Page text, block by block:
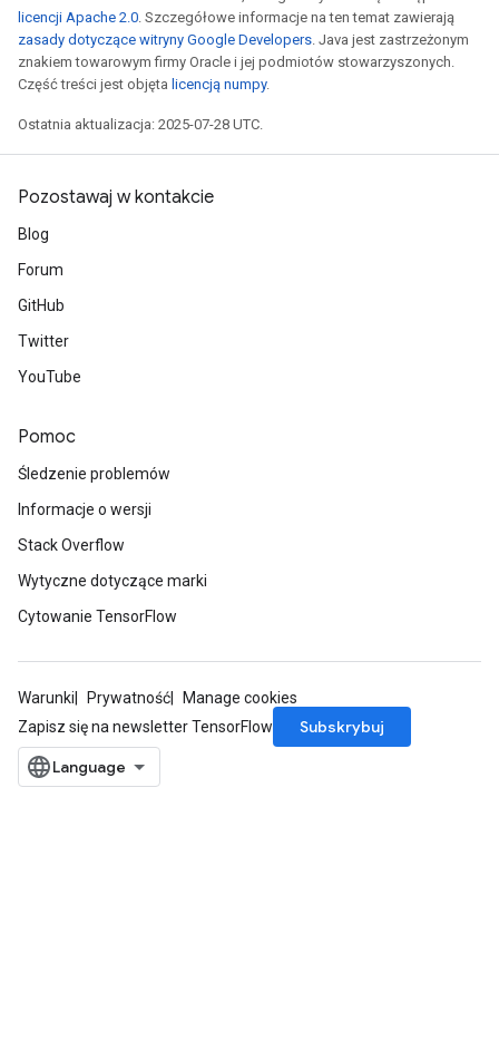
licencji Apache 2.0. Szczegółowe informacje na ten temat zawierają
zasady dotyczące witryny Google Developers. Java jest zastrzeżonym
znakiem towarowym firmy Oracle i jej podmiotów stowarzyszonych.
Część treści jest objęta licencją numpy.
Ostatnia aktualizacja: 2025-07-28 UTC.
Pozostawaj w kontakcie
Blog
Forum
GitHub
Twitter
YouTube
Pomoc
Śledzenie problemów
Informacje o wersji
Stack Overflow
Wytyczne dotyczące marki
Cytowanie TensorFlow
Warunki Prywatność
Manage cookies
Zapisz się na newsletter TensorFlow
Subskrybuj